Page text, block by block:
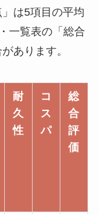
は5項目の平均
一覧表の「総合
あります。
耐
久
性
コ
ス
パ
総
合
評
価